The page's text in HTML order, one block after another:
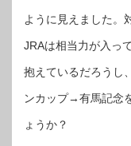
ように見えました。
JRAは相当力が入っ
抱えているだろうし
ンカップ→有馬記念
ょうか？